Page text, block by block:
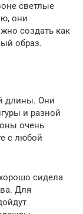
светлые
они
создать как
образ.
длины. Они
и разной
очень
с любой
сидела
Для